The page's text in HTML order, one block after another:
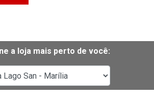
a loja mais perto de você: